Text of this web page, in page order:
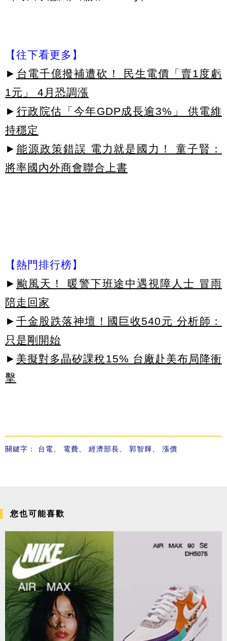
【往下看更多】
► 台電千億撥補遭砍！ 民生電價「賣1度虧
1元」 4月恐調漲
► 行政院估「今年GDP成長逾3%」 供電維
持穩定
► 能源政策錯誤 電力就是國力！ 童子賢：
將率國內外商會聯合上書
【熱門排行榜】
► 颱風天！ 暖警下班途中遇視障人士 冒雨
陪走回家
► 千金股跌落神壇！國巨收540元 分析師：
只是剛開始
► 美擬對多晶矽課稅15% 台廠赴美布局降衝
擊
關鍵字： 台電、 電費、 經濟部長、 郭智輝、 漲價
您也可能喜歡